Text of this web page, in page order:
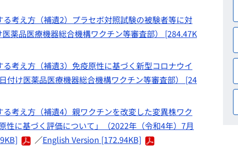
る考え方（補遺2）プラセボ対照試験の被験者等に対
薬品医療機器総合機構ワクチン等審査部） [284.47K
考え方（補遺3）免疫原性に基づく新型コロナウイ
付け医薬品医療機器総合機構ワクチン等審査部） [24
考え方（補遺4）親ワクチンを改変した変異株ワク
に基づく評価について」（2022年（令和4年）7月
／English Version [172.94KB]